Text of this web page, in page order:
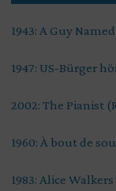
1943: A Guy
1947: US-Bürger
2002: The Pianist
1960: À bout de
1983: Alice